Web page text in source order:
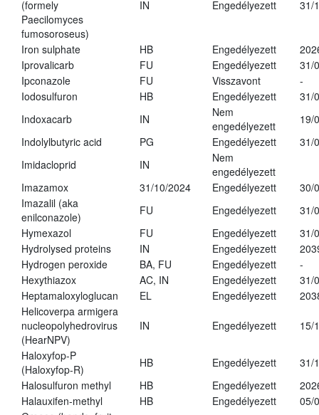
(formely
Paecilomyces
fumosoroseus)
IN Engedélyezett 31/
Iron sulphate HB Engedélyezett
Iprovalicarb
FU Engedélyezett
31/
Ipconazole
FU Visszavont
-
Iodosulfuron
HB Engedélyezett
31/
Indoxacarb
IN
Nem
engedélyezett
19/
Indolylbutyric acid
PG Engedélyezett
31/
Imidacloprid
IN
Nem
engedélyezett
Imazamox
31/10/2024 Engedélyezett
30/
Imazalil (aka
enilconazole)
FU Engedélyezett
31/
Hymexazol
FU Engedélyezett
31/
Hydrolysed proteins
IN Engedélyezett
Hydrogen peroxide
BA, FU Engedélyezett
-
Hexythiazox
AC, IN Engedélyezett
31/
Heptamaloxyloglucan
EL Engedélyezett
Helicoverpa armigera
nucleopolyhedrovirus
(HearNPV)
IN Engedélyezett 15/
Haloxyfop-P
(Haloxyfop-R)
HB Engedélyezett
31/
Halosulfuron methyl
HB Engedélyezett
Halauxifen-methyl
HB Engedélyezett
05/